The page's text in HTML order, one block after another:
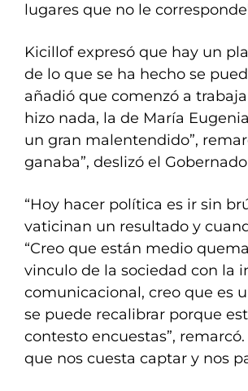
lugares que no le
Kicillof expresó que hay un
de lo que se ha hecho se
añadió que comenzó a
hizo nada, la de María
un gran malentendido”,
ganaba”, deslizó el
“Hoy hacer política es ir sin
vaticinan un resultado y
“Creo que están medio
vinculo de la sociedad con la
comunicacional, creo que es
se puede recalibrar porque
contesto encuestas”,
que nos cuesta captar y nos